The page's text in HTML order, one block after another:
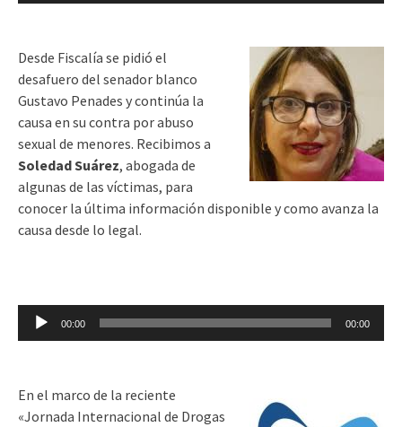
Desde Fiscalía se pidió el
desafuero del senador blanco
Gustavo Penades y continúa la
causa en su contra por abuso
sexual de menores. Recibimos a
Soledad Suárez, abogada de
algunas de las víctimas, para
conocer la última información disponible y como avanza la
causa desde lo legal.
Reproductor
00:00 00:00
En el marco de la reciente
«Jornada Internacional de Drogas